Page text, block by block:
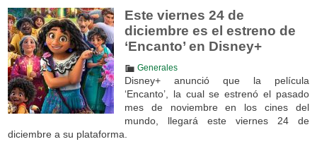
Este viernes 24 de
diciembre es el estreno de
‘Encanto’ en Disney+
Generales
Disney+ anunció que la película
‘Encanto’, la cual se estrenó el pasado
mes de noviembre en los cines del
mundo, llegará este viernes 24 de
diciembre a su plataforma.